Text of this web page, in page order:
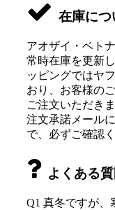
在庫につ
アオザイ・ベト
常時在庫を更新
ッピングではヤ
おり、お客様の
ご注文いただき
注文承諾メール
で、必ずご確認く
よくある
Q1 真冬ですが、